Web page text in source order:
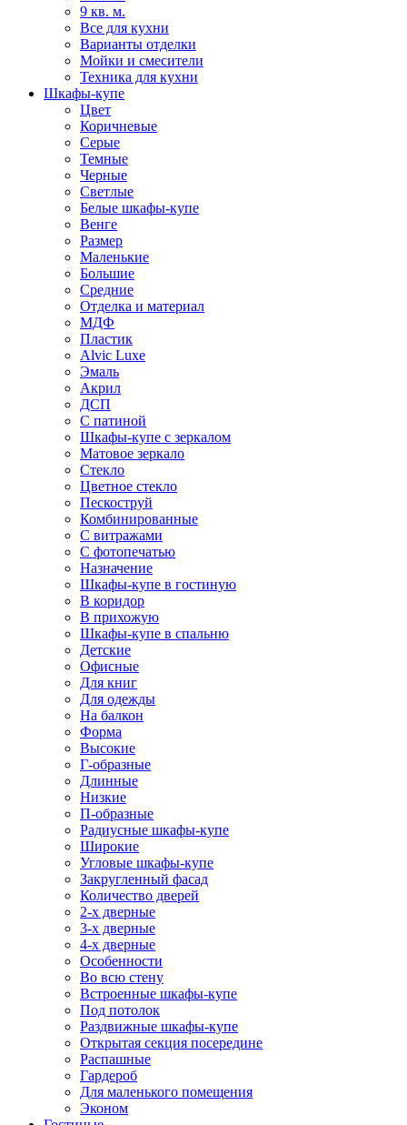
9 кв. м.
Все для кухни
Варианты отделки
Мойки и смесители
Техника для кухни
Шкафы-купе
Цвет
Коричневые
Серые
Темные
Черные
Светлые
Белые шкафы-купе
Венге
Размер
Маленькие
Большие
Средние
Отделка и материал
МДФ
Пластик
Alvic Luxe
Эмаль
Акрил
ДСП
С патиной
Шкафы-купе с зеркалом
Матовое зеркало
Стекло
Цветное стекло
Пескоструй
Комбинированные
С витражами
С фотопечатью
Назначение
Шкафы-купе в гостиную
В коридор
В прихожую
Шкафы-купе в спальню
Детские
Офисные
Для книг
Для одежды
На балкон
Форма
Высокие
Г-образные
Длинные
Низкие
П-образные
Радиусные шкафы-купе
Широкие
Угловые шкафы-купе
Закругленный фасад
Количество дверей
2-х дверные
3-х дверные
4-х дверные
Особенности
Во всю стену
Встроенные шкафы-купе
Под потолок
Раздвижные шкафы-купе
Открытая секция посередине
Распашные
Гардероб
Для маленького помещения
Эконом